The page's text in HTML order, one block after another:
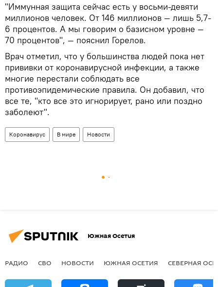
"Иммунная защита сейчас есть у восьми-девяти
миллионов человек. От 146 миллионов — лишь 5,7-
6 процентов. А мы говорим о базисном уровне —
70 процентов", — пояснил Горелов.
Врач отметил, что у большинства людей пока нет
прививки от коронавирусной инфекции, а также
многие перестали соблюдать все
противоэпидемические правила. Он добавил, что
все те, "кто все это игнорирует, рано или поздно
заболеют".
Коронавирус В мире Новости
Южная Осетия
РАДИО СВО НОВОСТИ ЮЖНАЯ ОСЕТИЯ СЕВЕРНАЯ